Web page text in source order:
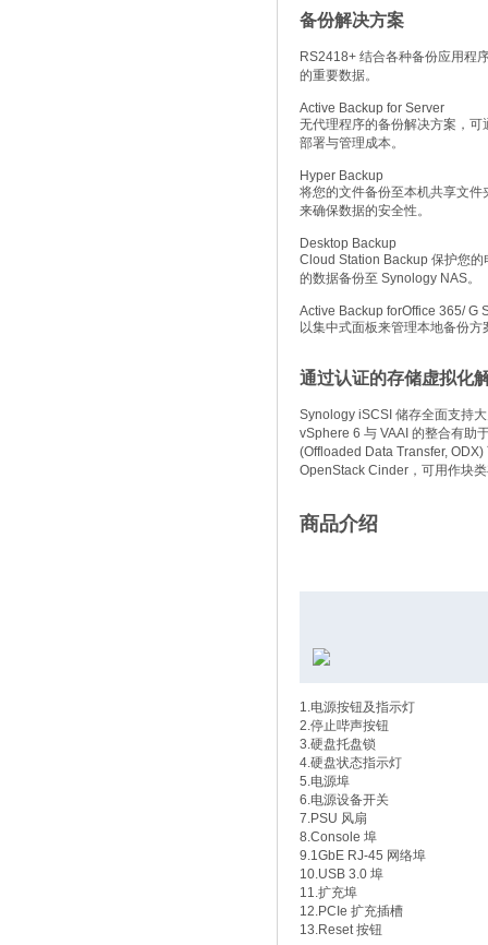
备份解决方案
RS2418+ 结合各种备份应用程
的重要数据。
Active Backup for Server
无代理程序的备份解决方案，
部署与管理成本。
Hyper Backup
将您的文件备份至本机共享文
来确保数据的安全性。
Desktop Backup
Cloud Station Backup 保护您
的数据备份至 Synology NAS。
Active Backup forOffice 365/ G
以集中式面板来管理本地备份
通过认证的存储虚拟化
Synology iSCSI 储存全面支持
vSphere 6 与 VAAI 的整合有助
(Offloaded Data Transfer,
OpenStack Cinder，可用作块
商品介绍
1.电源按钮及指示灯
2.停止哔声按钮
3.硬盘托盘锁
4.硬盘状态指示灯
5.电源埠
6.电源设备开关
7.PSU 风扇
8.Console 埠
9.1GbE RJ-45 网络埠
10.USB 3.0 埠
11.扩充埠
12.PCIe 扩充插槽
13.Reset 按钮